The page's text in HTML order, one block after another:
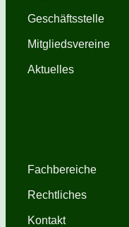
Geschäftsstelle
Mitgliedsvereine
Aktuelles
Fachbereiche
Rechtliches
Kontakt